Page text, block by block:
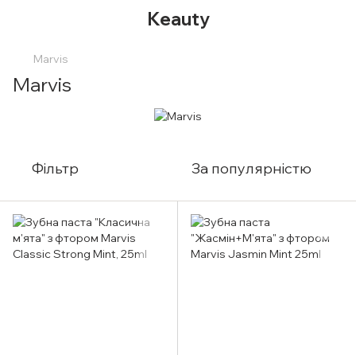
Keauty
Marvis
Marvis
Фільтр За популярністю